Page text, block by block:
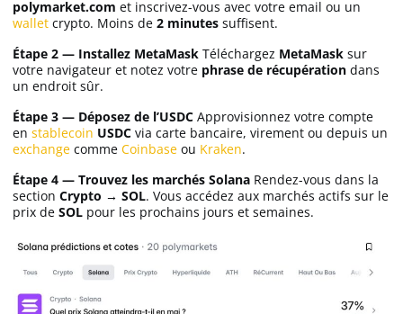
polymarket.com et inscrivez-vous avec votre email ou un
wallet crypto. Moins de 2 minutes suffisent.
Étape 2 — Installez MetaMask Téléchargez MetaMask sur
votre navigateur et notez votre phrase de récupération dans
un endroit sûr.
Étape 3 — Déposez de l’USDC Approvisionnez votre compte
en stablecoin USDC via carte bancaire, virement ou depuis un
exchange comme Coinbase ou Kraken.
Étape 4 — Trouvez les marchés Solana Rendez-vous dans la
section Crypto → SOL. Vous accédez aux marchés actifs sur le
prix de SOL pour les prochains jours et semaines.